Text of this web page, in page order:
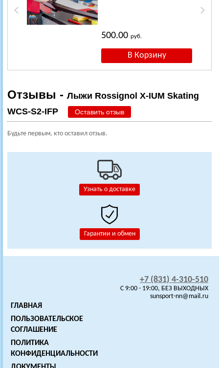
Узнать о доставке
Гарантии и обмен
500.00руб.
Отзывы - Лыжи Rossignol X-IUM Skating
WCS-S2-IFP
Оставить отзыв
Будьте первым, кто оставил отзыв.
+7 (831) 4-310-510
C 9:00 - 19:00, БЕЗ ВЫХОДНЫХ
sunsport-nn@mail.ru
ГЛАВНАЯ
ПОЛЬЗОВАТЕЛЬСКОЕ
СОГЛАШЕНИЕ
ПОЛИТИКА
КОНФИДЕНЦИАЛЬНОСТИ